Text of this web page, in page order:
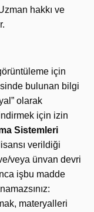
hakkı ve
için
bulunan bilgi
olarak
için izin
Sistemleri
verildiği
veya ünvan devri
işbu madde
materyalleri